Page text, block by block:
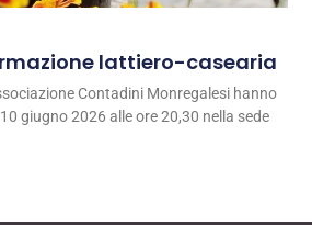
lattiero-casearia
Contadini Monregalesi hanno
giugno 2026 alle ore 20,30 nella sede